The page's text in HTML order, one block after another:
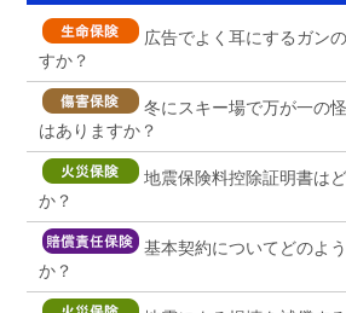
広告でよく耳にするガン
すか？
冬にスキー場で万が一の
はありますか？
地震保険料控除証明書は
か？
基本契約についてどのよ
か？